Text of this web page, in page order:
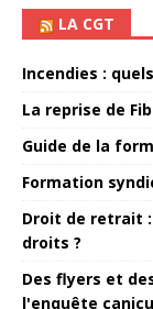
LA CGT
Incendies :
La reprise de
Guide de la
Formation
Droit de retrait
droits ?
Des flyers et
l'enquête